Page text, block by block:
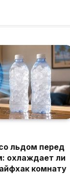
льдом перед
охлаждает ли
комнату